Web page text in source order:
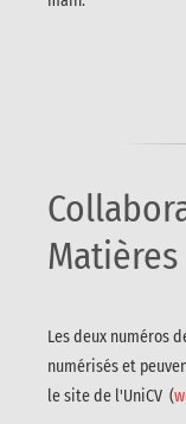
Matières
Les deux numéros
numérisés et
le site de l'UniCV (